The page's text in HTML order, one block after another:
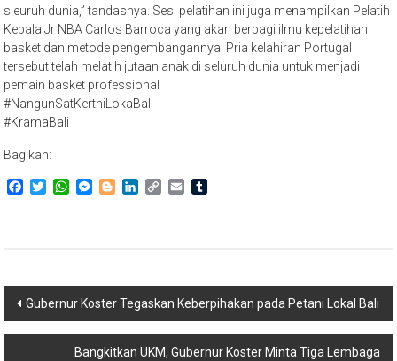
sleuruh dunia,” tandasnya. Sesi pelatihan ini juga menampilkan Pelatih
Kepala Jr NBA Carlos Barroca yang akan berbagi ilmu kepelatihan
basket dan metode pengembangannya. Pria kelahiran Portugal
tersebut telah melatih jutaan anak di seluruh dunia untuk menjadi
pemain basket professional
#NangunSatKerthiLokaBali
#KramaBali
Bagikan:
Facebook
TwitterWhatsApp
Messenger
BloggerLinkedIn
Copy Email
Navigasi
pos
Gubernur Koster Tegaskan Keberpihakan pada Petani Lokal Bali
Bangkitkan UKM, Gubernur Koster Minta Tiga Lembaga